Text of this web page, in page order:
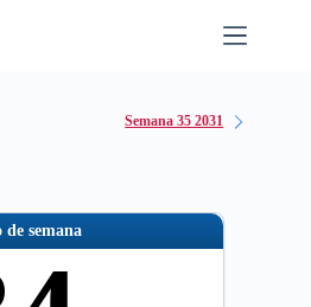
Semana 35 2031
de semana